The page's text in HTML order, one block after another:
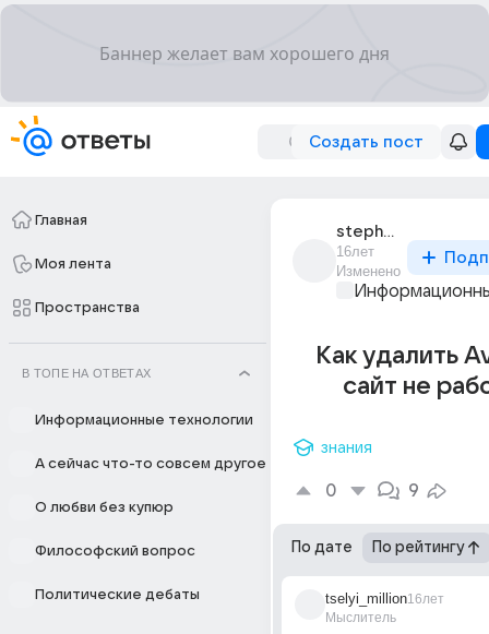
Создать пост
Главная
Моя лента
Пространства
В ТОПЕ НА ОТВЕТАХ
Информационные технологии
А сейчас что-то совсем другое
О любви без купюр
Философский вопрос
Политические дебаты
stephen_yadgaroff
16лет
Изменено
Как удалить
сайт не
знания
0 9
По дате По рейтингу
tselyi_million
Мыслитель
16лет